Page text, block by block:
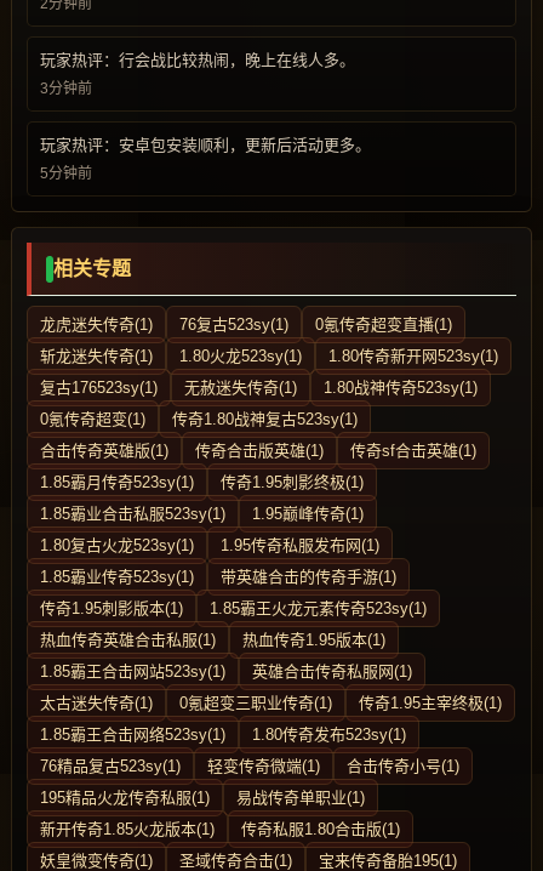
2分钟前
玩家热评：行会战比较热闹，晚上在线人多。
3分钟前
玩家热评：安卓包安装顺利，更新后活动更多。
5分钟前
相关专题
龙虎迷失传奇(1) 76复古523sy(1)
0氪传奇超变直播(1)
斩龙迷失传奇(1)
1.80火龙523sy(1)
1.80传奇新开网523sy(1)
复古176523sy(1)
无赦迷失传奇(1)
1.80战神传奇523sy(1)
0氪传奇超变(1)
传奇1.80战神复古523sy(1)
合击传奇英雄版(1)
传奇合击版英雄(1)
传奇sf合击英雄(1)
1.85霸月传奇523sy(1)
传奇1.95刺影终极(1)
1.85霸业合击私服523sy(1)
1.95巅峰传奇(1)
1.80复古火龙523sy(1)
1.95传奇私服发布网(1)
1.85霸业传奇523sy(1)
带英雄合击的传奇手游(1)
传奇1.95刺影版本(1)
1.85霸王火龙元素传奇523sy(1)
热血传奇英雄合击私服(1)
热血传奇1.95版本(1)
1.85霸王合击网站523sy(1)
英雄合击传奇私服网(1)
太古迷失传奇(1)
0氪超变三职业传奇(1)
传奇1.95主宰终极(1)
1.85霸王合击网络523sy(1)
1.80传奇发布523sy(1)
76精品复古523sy(1)
轻变传奇微端(1)
合击传奇小号(1)
195精品火龙传奇私服(1)
易战传奇单职业(1)
新开传奇1.85火龙版本(1)
传奇私服1.80合击版(1)
妖皇微变传奇(1)
圣域传奇合击(1) 宝来传奇备胎195(1)